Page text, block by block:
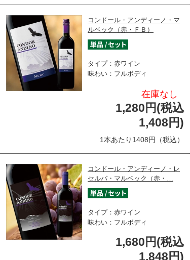
コンドール・アンディーノ・マ
ルベック（赤・ＦＢ）
タイプ：赤ワイン
味わい：フルボディ
在庫なし
1,280円(税込
1,408円)
1本あたり1408円（税込）
コンドール・アンディーノ・レ
セルバ・マルベック（赤・…
タイプ：赤ワイン
味わい：フルボディ
1,680円(税込
1,848円)